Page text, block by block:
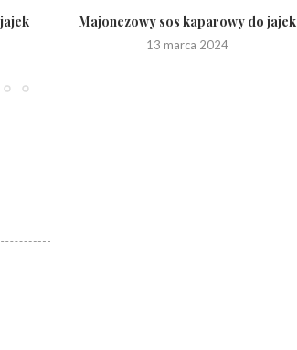
Majonezowy sos kaparowy do jajek
13 marca 2024